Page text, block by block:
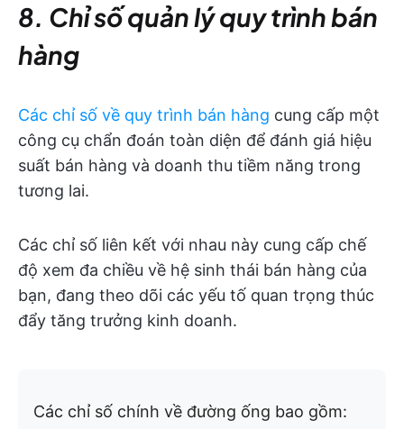
8. Chỉ số quản lý quy trình bán
hàng
Các chỉ số về quy trình bán hàng cung cấp một
công cụ chẩn đoán toàn diện để đánh giá hiệu
suất bán hàng và doanh thu tiềm năng trong
tương lai.
Các chỉ số liên kết với nhau này cung cấp chế
độ xem đa chiều về hệ sinh thái bán hàng của
bạn, đang theo dõi các yếu tố quan trọng thúc
đẩy tăng trưởng kinh doanh.
Các chỉ số chính về đường ống bao gồm: